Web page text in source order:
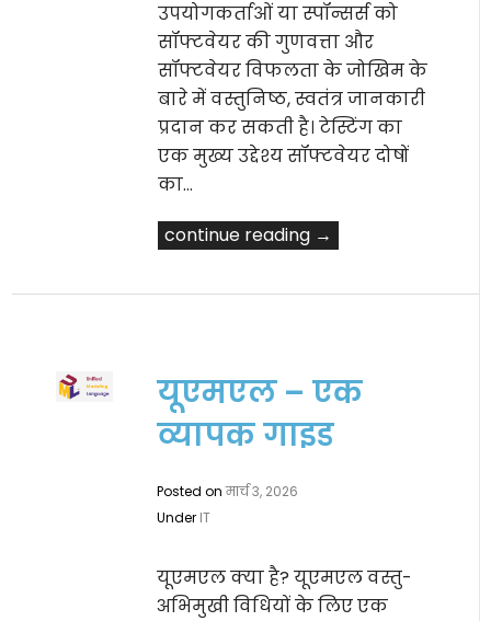
उपयोगकर्ताओं या स्पॉन्सर्स को
सॉफ्टवेयर की गुणवत्ता और
सॉफ्टवेयर विफलता के जोखिम के
बारे में वस्तुनिष्ठ, स्वतंत्र जानकारी
प्रदान कर सकती है। टेस्टिंग का
एक मुख्य उद्देश्य सॉफ्टवेयर दोषों
का…
continue reading →
यूएमएल – एक
व्यापक गाइड
Posted onमार्च 3, 2026
Under IT
यूएमएल क्या है? यूएमएल वस्तु-
अभिमुखी विधियों के लिए एक